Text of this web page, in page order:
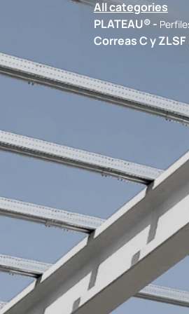
All categories
PLATEAU® -
Correas C y Z